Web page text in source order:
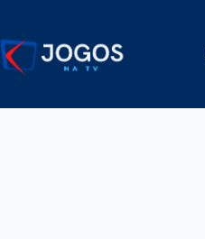
o
conteúdo